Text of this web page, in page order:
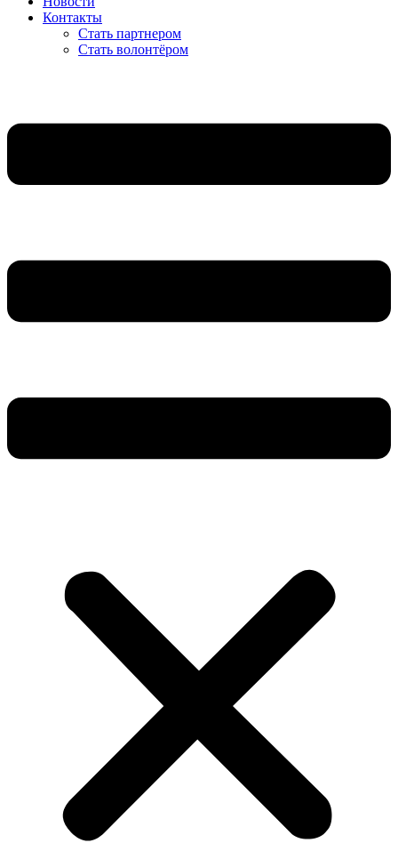
Контакты
Стать партнером
Стать волонтёром